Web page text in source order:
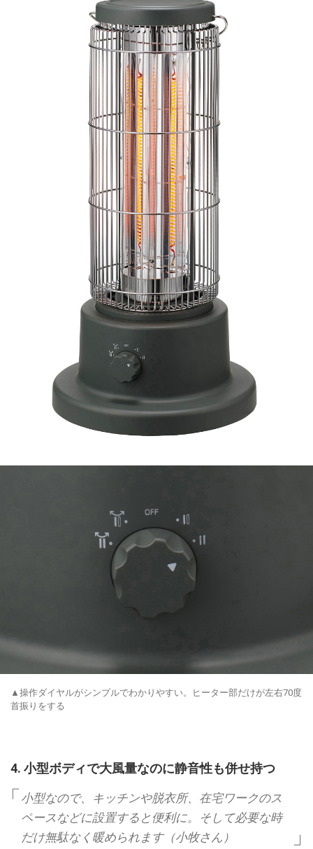
▲操作ダイヤルがシンプルでわかりやすい。ヒーター部だけが左右70度
首振りをする
4. 小型ボディで大風量なのに静音性も併せ持つ
小型なので、キッチンや脱衣所、在宅ワークのス
ペースなどに設置すると便利に。そして必要な時
だけ無駄なく暖められます（小牧さん）